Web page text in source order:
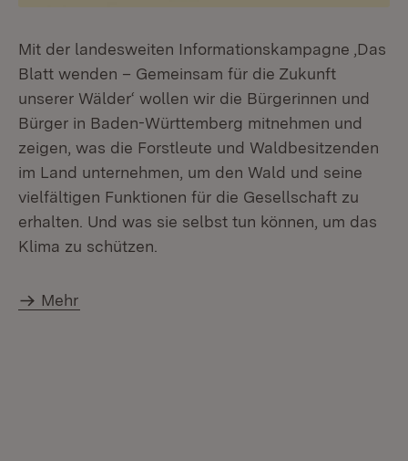
Mit der landesweiten Informationskampagne ‚Das
Blatt wenden – Gemeinsam für die Zukunft
unserer Wälder‘ wollen wir die Bürgerinnen und
Bürger in Baden-Württemberg mitnehmen und
zeigen, was die Forstleute und Waldbesitzenden
im Land unternehmen, um den Wald und seine
vielfältigen Funktionen für die Gesellschaft zu
erhalten. Und was sie selbst tun können, um das
Klima zu schützen.
Mehr